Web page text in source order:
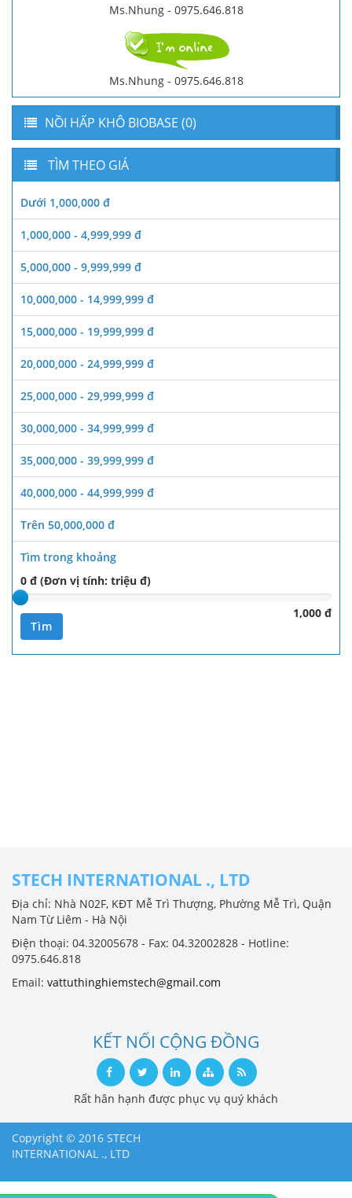
Ms.Nhung - 0975.646.818
Ms.Nhung - 0975.646.818
NỒI HẤP KHÔ BIOBASE (0)
TÌM THEO GIÁ
Dưới 1,000,000 đ
1,000,000 - 4,999,999 đ
5,000,000 - 9,999,999 đ
10,000,000 - 14,999,999 đ
15,000,000 - 19,999,999 đ
20,000,000 - 24,999,999 đ
25,000,000 - 29,999,999 đ
30,000,000 - 34,999,999 đ
35,000,000 - 39,999,999 đ
40,000,000 - 44,999,999 đ
Trên 50,000,000 đ
Tìm trong khoảng
0 đ (Đơn vị tính: triệu đ)
1,000 đ
Tìm
STECH INTERNATIONAL ., LTD
Địa chỉ: Nhà N02F, KĐT Mễ Trì Thượng, Phường Mễ Trì, Quận
Nam Từ Liêm - Hà Nội
Điện thoại: 04.32005678 - Fax: 04.32002828 - Hotline:
0975.646.818
Email: vattuthinghiemstech@gmail.com
KẾT NỐI CỘNG ĐỒNG
Rất hân hạnh được phục vụ quý khách
Copyright © 2016 STECH
INTERNATIONAL ., LTD